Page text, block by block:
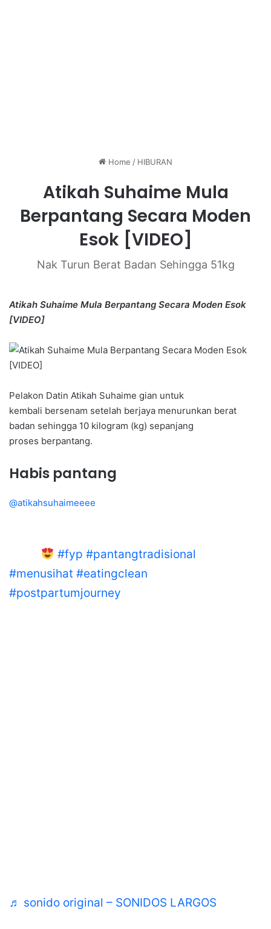
Home / HIBURAN
Atikah Suhaime Mula
Berpantang Secara Moden
Esok [VIDEO]
Nak Turun Berat Badan Sehingga 51kg
Atikah Suhaime Mula Berpantang Secara Moden Esok
[VIDEO]
Pelakon Datin Atikah Suhaime gian untuk
kembali bersenam setelah berjaya menurunkan berat
badan sehingga 10 kilogram (kg) sepanjang
proses berpantang.
Habis pantang
@atikahsuhaimeeee
#fyp #pantangtradisional
#menusihat #eatingclean
#postpartumjourney
♬ sonido original – SONIDOS LARGOS